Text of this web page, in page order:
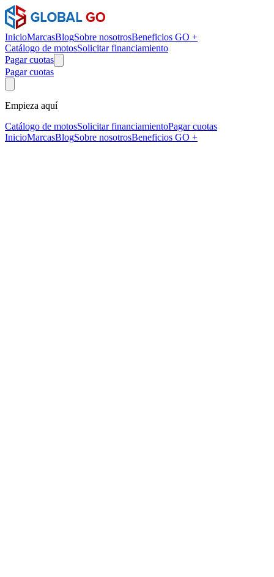
InicioMarcasBlogSobre nosotrosBeneficios GO +
Catálogo de motosSolicitar financiamiento
Pagar cuotas
Pagar cuotas
Empieza aquí
Catálogo de motosSolicitar financiamientoPagar cuotas
InicioMarcasBlogSobre nosotrosBeneficios GO +